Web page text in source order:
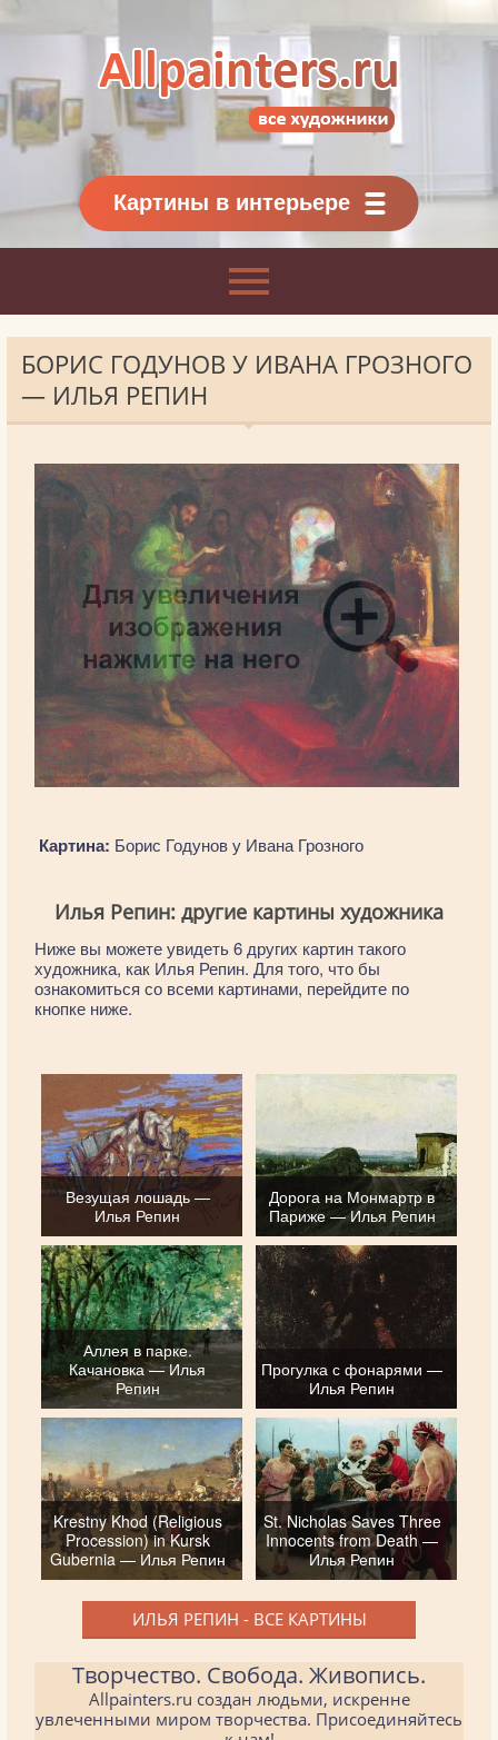
Картины классиков
и современников
Картины в интерьере
БОРИС ГОДУНОВ У ИВАНА ГРОЗНОГО
— ИЛЬЯ РЕПИН
Картина: Борис Годунов у Ивана Грозного
Илья Репин: другие картины художника
Ниже вы можете увидеть 6 других картин такого
художника, как Илья Репин. Для того, что бы
ознакомиться со всеми картинами, перейдите по
кнопке ниже.
Везущая лошадь —
Илья Репин
Дорога на Монмартр в
Париже — Илья Репин
Аллея в парке.
Качановка — Илья
Репин
Прогулка с фонарями —
Илья Репин
Krestny Khod (Religious
Procession) in Kursk
Gubernia — Илья Репин
St. Nicholas Saves Three
Innocents from Death —
Илья Репин
ИЛЬЯ РЕПИН - ВСЕ КАРТИНЫ
Творчество. Свобода. Живопись.
Allpainters.ru создан людьми, искренне
увлеченными миром творчества. Присоединяйтесь